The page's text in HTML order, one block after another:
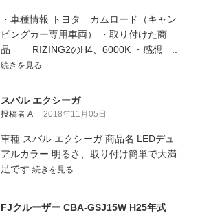
・車種情報 トヨタ カムロード（キャン
ピングカー専用車両） ・取り付けた商
品 RIZING2のH4、6000K ・感想 ..
続きを見る
スバル エクシーガ
投稿者 A 2018年11月05日
車種 スバル エクシーガ 商品名 LEDデュ
アルカラー 明るさ、取り付け簡単で大満
足です 続きを見る
FJクルーザー CBA-GSJ15W H25年式